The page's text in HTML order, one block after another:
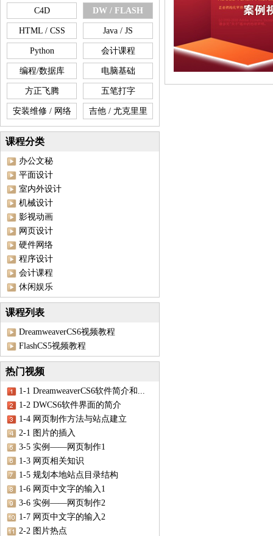
C4D DW / FLASH
HTML / CSS Java / JS
Python 会计课程
编程/数据库 电脑基础
方正飞腾 五笔打字
安装维修 / 网络 吉他 / 尤克里里
课程分类
办公文秘
平面设计
室内外设计
机械设计
影视动画
网页设计
硬件网络
程序设计
会计课程
休闲娱乐
课程列表
DreamweaverCS6视频教程
FlashCS5视频教程
热门视频
1-1 DreamweaverCS6软件简介和...
1-2 DWCS6软件界面的简介
1-4 网页制作方法与站点建立
2-1 图片的插入
3-5 实例——网页制作1
1-3 网页相关知识
1-5 规划本地站点目录结构
1-6 网页中文字的输入1
3-6 实例——网页制作2
1-7 网页中文字的输入2
2-2 图片热点